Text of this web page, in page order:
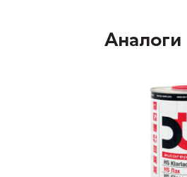
Аналоги